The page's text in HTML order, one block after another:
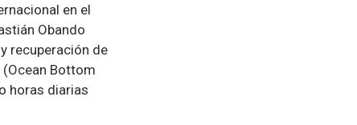
en el
Obando
recuperación de
Bottom
horas diarias